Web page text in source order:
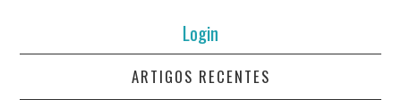
Login
ARTIGOS RECENTES